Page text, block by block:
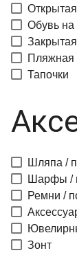
Обувь на
Пляжная
Тапочки
Шляпа /
Шарфы /
Ремни /
Зонт